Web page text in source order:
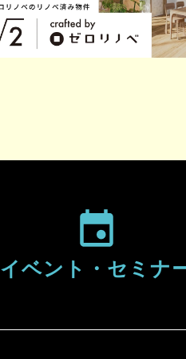
イベント・ セミナ